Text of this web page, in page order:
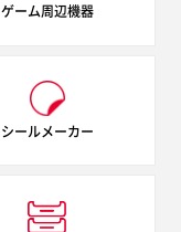
ゲーム周辺機器
シールメーカー